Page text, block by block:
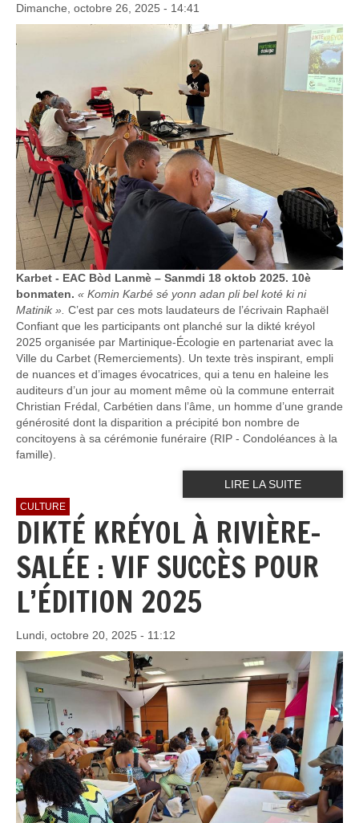
Dimanche, octobre 26, 2025 - 14:41
Karbet - EAC Bòd Lanmè – Sanmdi 18 oktob 2025. 10è
bonmaten. « Komin Karbé sé yonn adan pli bel koté ki ni
Matinik ». C’est par ces mots laudateurs de l’écrivain Raphaël
Confiant que les participants ont planché sur la dikté kréyol
2025 organisée par Martinique-Écologie en partenariat avec la
Ville du Carbet (Remerciements). Un texte très inspirant, empli
de nuances et d’images évocatrices, qui a tenu en haleine les
auditeurs d’un jour au moment même où la commune enterrait
Christian Frédal, Carbétien dans l’âme, un homme d’une grande
générosité dont la disparition a précipité bon nombre de
concitoyens à sa cérémonie funéraire (RIP - Condoléances à la
famille).
LIRE LA SUITE
CULTURE
DIKTÉ KRÉYOL À RIVIÈRE-
SALÉE : VIF SUCCÈS POUR
L’ÉDITION 2025
Lundi, octobre 20, 2025 - 11:12